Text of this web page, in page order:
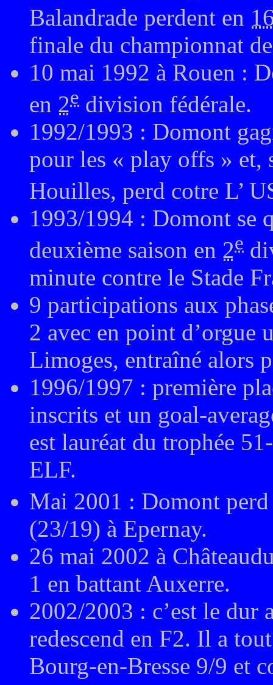
Balandrade perdent en
finale du championnat
10 mai 1992 à Rouen :
en 2e division fédérale.
1992/1993 : Domont
pour les « play offs » et,
Houilles, perd cotre L’
1993/1994 : Domont se
deuxième saison en 2e
minute contre le Stade
9 participations aux
2 avec en point d’orgue
Limoges, entraîné alors
1996/1997 : première
inscrits et un goal-
est lauréat du trophée
ELF.
Mai 2001 : Domont
(23/19) à Epernay.
26 mai 2002 à
1 en battant Auxerre.
2002/2003 : c’est le dur
redescend en F2. Il a
Bourg-en-Bresse 9/9 et